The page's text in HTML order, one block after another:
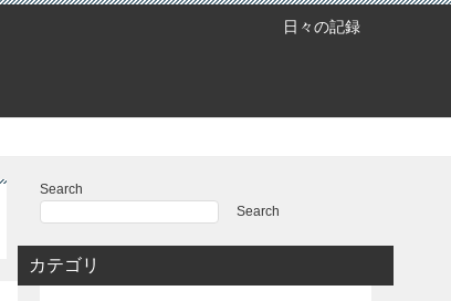
日々の記録
Search
Search
カテゴリ